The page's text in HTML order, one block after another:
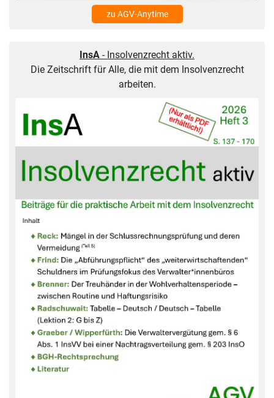
zu AGV-Anytime
InsA - Insolvenzrecht aktiv.
Die Zeitschrift für Alle, die mit dem Insolvenzrecht
arbeiten.